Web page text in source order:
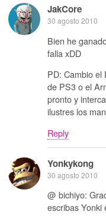
JakCore
30 agosto 2010
Bien he
falla xDD
PD: Cambio el
de PS3 o el
pronto y
ilustres los
Reply
Yonkykong
30 agosto 2010
@ bichiyo:
escribas Yonki